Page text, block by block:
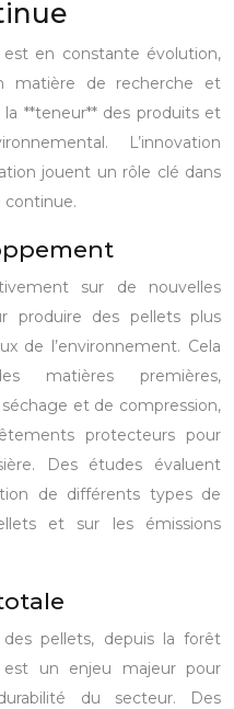
en constante évolution,
matière de recherche et
**teneur** des produits et
L’innovation
jouent un rôle clé dans
continue.
sur de nouvelles
produire des pellets plus
de l’environnement. Cela
matières premières,
et de compression,
protecteurs pour
Des études évaluent
de différents types de
et sur les émissions
des pellets, depuis la forêt
est un enjeu majeur pour
du secteur. Des